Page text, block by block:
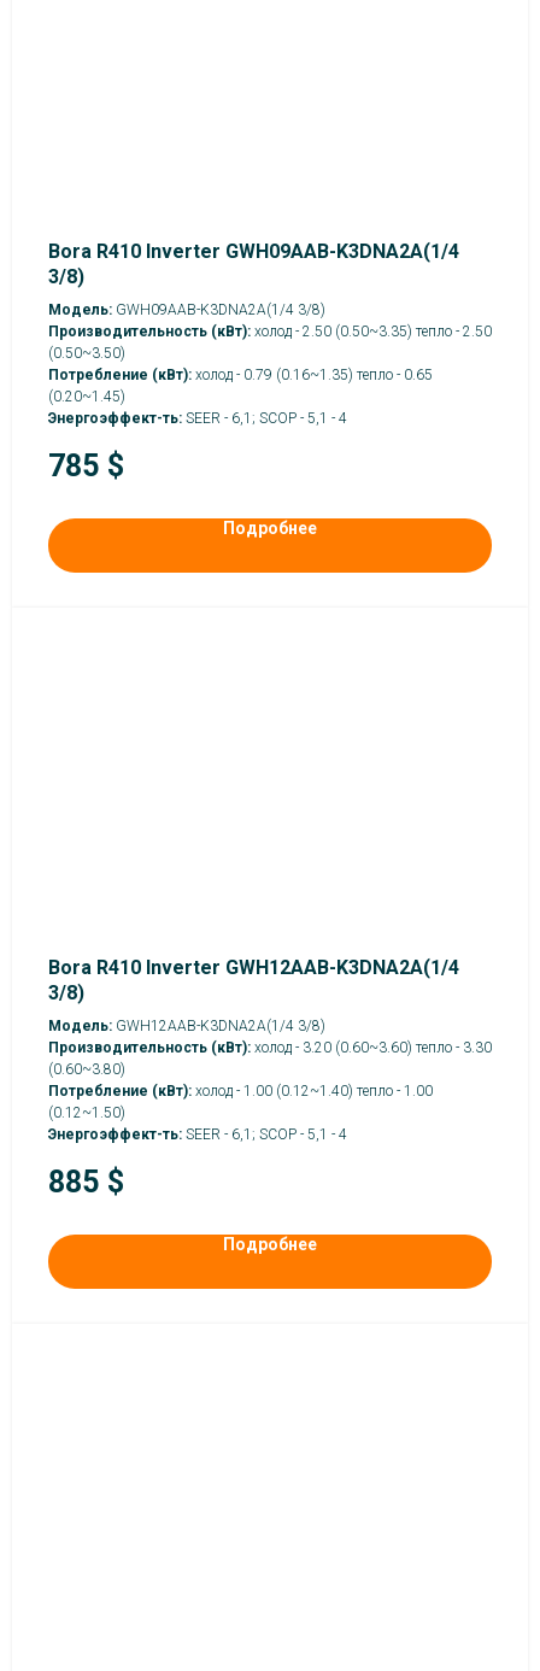
Bora R410 Inverter GWH09AAB-K3DNA2A(1/4
3/8)
Модель: GWH09AAB-K3DNA2A(1/4 3/8)
Производительность (кВт): холод - 2.50 (0.50~3.35) тепло - 2.50
(0.50~3.50)
Потребление (кВт): холод - 0.79 (0.16~1.35) тепло - 0.65
(0.20~1.45)
Энергоэффект-ть: SEER - 6,1; SCOP - 5,1 - 4
785 $
Подробнее
Bora R410 Inverter GWH12AAB-K3DNA2A(1/4
3/8)
Модель: GWH12AAB-K3DNA2A(1/4 3/8)
Производительность (кВт): холод - 3.20 (0.60~3.60) тепло - 3.30
(0.60~3.80)
Потребление (кВт): холод - 1.00 (0.12~1.40) тепло - 1.00
(0.12~1.50)
Энергоэффект-ть: SEER - 6,1; SCOP - 5,1 - 4
885 $
Подробнее